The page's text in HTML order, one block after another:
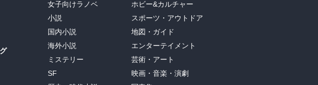
に値する訳だ。
・キリストの誕生は左のごとし。」
しんでほしい。
App Store)で「聖書」で検索するといろいろなアプリがあるの
り。彼らの先祖が虚偽の預言者たちに為ししも、斯くありき。
を愛し汝らを憎む者を善くし、汝らを詛ふ者を祝し、汝らを辱しむ
、他の頬をも向けよ。なんぢの上衣を取る者には下衣をも拒むな。
に復索むな。なんぢら人に為られんと思ふごとく人にも然せよ。な
べき事あらん、罪人にても己を愛する者を愛するなり。汝等おのれ
女子向けラノベ
小説
国内小説
海外小説
ミステリー
SF
ホビー&カルチャー
スポーツ・アウトドア
地図・ガイド
エンターテイメント
芸術・アート
映画・音楽・演劇